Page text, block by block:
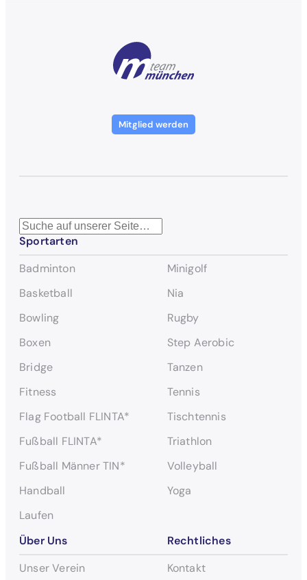
Mitglied werden
S
u
h
e
Sportarten
Badminton
Basketball
Bowling
Boxen
Bridge
Fitness
Flag Football FLINTA*
Fußball FLINTA*
Fußball Männer TIN*
Handball
Laufen
Minigolf
Nia
Rugby
Step Aerobic
Tanzen
Tennis
Tischtennis
Triathlon
Volleyball
Yoga
Über Uns
Unser Verein
Rechtliches
Kontakt